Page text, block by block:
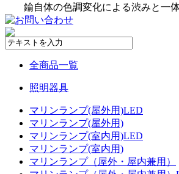
鍮自体の色調変化による渋みと一
全商品一覧
照明器具
マリンランプ(屋外用)LED
マリンランプ(屋外用)
マリンランプ(室内用)LED
マリンランプ(室内用)
マリンランプ（屋外・屋内兼用）